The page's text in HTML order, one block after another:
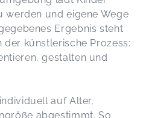
werden und eigene Wege
Ergebnis steht
künstlerische Prozess:
gestalten und
auf Alter,
abgestimmt. So